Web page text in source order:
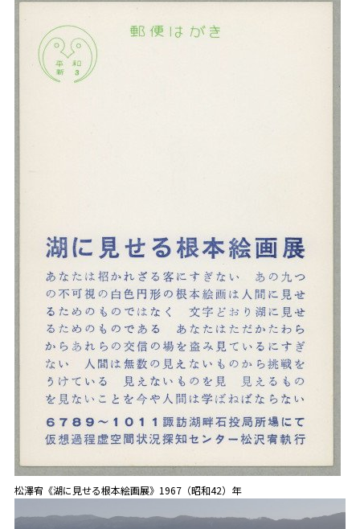
松澤宥《湖に見せる根本絵画展》1967（昭和42）年